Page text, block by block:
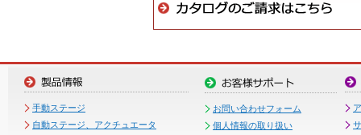
手動ステージ
自動ステージ、アクチュエータ
お問い合わせフォーム
個人情報の取り扱い